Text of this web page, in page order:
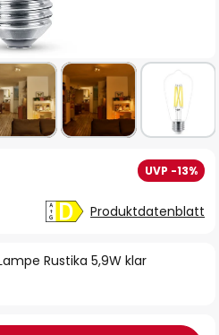
Rustika 5,9W klar
UVP -13%
Produktdatenblatt